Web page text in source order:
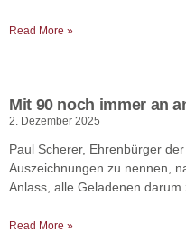
Read More »
Mit 90 noch immer an
2. Dezember 2025
Paul Scherer, Ehrenbürger
Auszeichnungen zu nennen,
Anlass, alle Geladenen
Read More »